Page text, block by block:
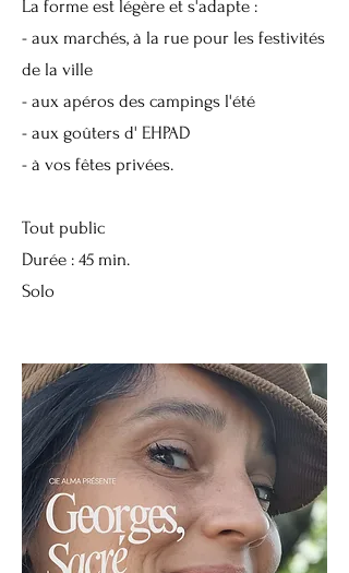
La forme est légère et s'adapte :
- aux marchés, à la rue pour les festivités
de la ville
- aux apéros des campings l'été
- aux goûters d' EHPAD
- à vos fêtes privées.
Tout public
Durée : 45 min.
Solo